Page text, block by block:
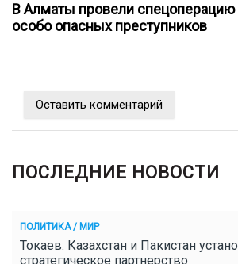
В Алматы провели
особо опасных преступников
Оставить комментарий
ПОСЛЕДНИЕ НОВОСТИ
ПОЛИТИКА / МИР
Токаев: Казахстан и Пакистан
стратегическое партнерство